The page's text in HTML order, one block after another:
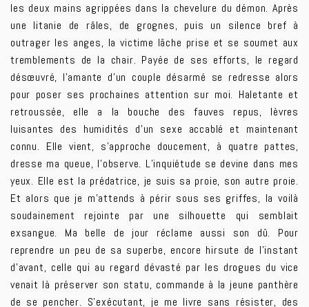
les deux mains agrippées dans la chevelure du démon. Après
une litanie de râles, de grognes, puis un silence bref à
outrager les anges, la victime lâche prise et se soumet aux
tremblements de la chair. Payée de ses efforts, le regard
désœuvré, l’amante d’un couple désarmé se redresse alors
pour poser ses prochaines attention sur moi. Haletante et
retroussée, elle a la bouche des fauves repus, lèvres
luisantes des humidités d’un sexe accablé et maintenant
connu. Elle vient, s’approche doucement, à quatre pattes,
dresse ma queue, l’observe. L’inquiétude se devine dans mes
yeux. Elle est la prédatrice, je suis sa proie, son autre proie.
Et alors que je m’attends à périr sous ses griffes, la voilà
soudainement rejointe par une silhouette qui semblait
exsangue. Ma belle de jour réclame aussi son dû. Pour
reprendre un peu de sa superbe, encore hirsute de l’instant
d’avant, celle qui au regard dévasté par les drogues du vice
venait là préserver son statu, commande à la jeune panthère
de se pencher. S’exécutant, je me livre sans résister, des